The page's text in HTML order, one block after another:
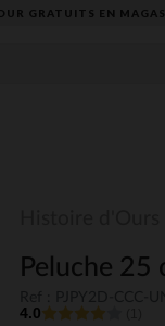
EN MAGASIN​
Peluche 25
4.0